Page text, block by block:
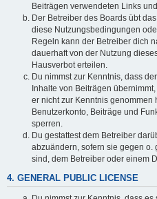
Beiträgen verwendeten Links
Der Betreiber des Boards übt
diese Nutzungsbedingungen
Regeln kann der Betreiber dich
dauerhaft von der Nutzung
Hausverbot erteilen.
Du nimmst zur Kenntnis, dass
Inhalte von Beiträgen
er nicht zur Kenntnis genommen
Benutzerkonto, Beiträge und
sperren.
Du gestattest dem Betreiber
abzuändern, sofern sie gegen
sind, dem Betreiber oder einem
4. GENERAL PUBLIC LICENSE